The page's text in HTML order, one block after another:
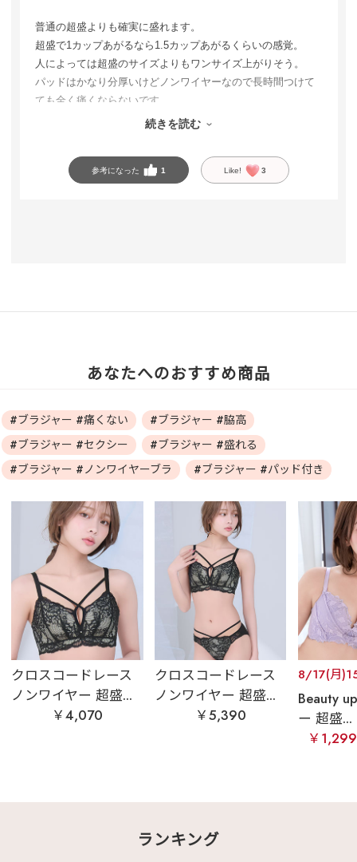
普通の超盛よりも確実に盛れます。
超盛で1カップあがるなら1.5カップあがるくらいの感覚。
人によっては超盛のサイズよりもワンサイズ上がりそう。
パッドはかなり分厚いけどノンワイヤーなので長時間つけて
ても全く痛くならないです。
貧乳の味方すぎる、タイトなトップスの時は必ずこれつけて
続きを読む
参考になった 1 Like! 3
あなたへのおすすめ商品
#ブラジャー #痛くない
#ブラジャー #脇高
#ブラジャー #セクシー
#ブラジャー #盛れる
#ブラジャー #ノンワイヤーブラ
#ブラジャー #パッド付き
クロスコードレース
ノンワイヤー 超盛...
￥4,070
クロスコードレース
ノンワイヤー 超盛...
￥5,390
8/17(月
Beauty
ー 超盛...
￥
ランキング